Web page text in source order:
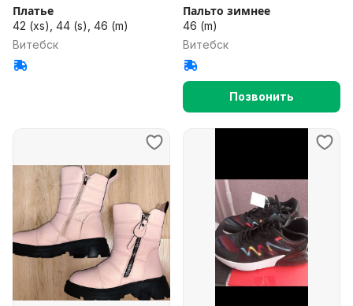
Платье
42 (xs), 44 (s), 46 (m)
Витебск
Пальто зимнее
46 (m)
Витебск
Позвонить